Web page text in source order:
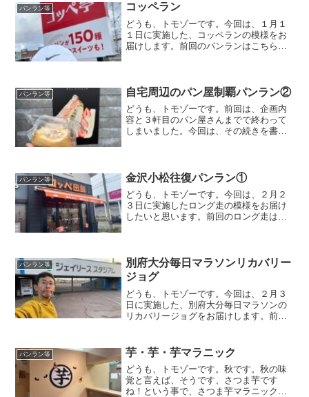
パンラン等 コッペラン
どうも、トモゾーです。今回は、１月１
１日に実施した、コッペランの模様をお
届けします。前回のパンランはこちらで
前日は最高に天気が良かっ...
パンラン等 自宅周辺のパン屋制覇パンラン②
どうも、トモゾーです。前回は、企画内
容と３軒目のパン屋さんまでで終わって
しまいました。今回は、その続きを書け
リュアンシャンテ」さんで...
パンラン等 金沢小松往復パンラン①
どうも、トモゾーです。今回は、２月２
３日に実施したロング走の模様をお届け
したいと思います。前回のロング走はこ
のパン屋さんへのリベンジ...
パンラン等
別府大分毎日マラソンリカバリー
ジョグ
どうも、トモゾーです。今回は、２月３
日に実施した、別府大分毎日マラソンの
リカバリージョグをお届けします。前回
ョグ別府大分毎日マラソンから一夜明け
て、まだ大分に滞在していま...
パンラン等 芋・芋・芋マラニック
どうも、トモゾーです。秋です。秋の味
覚と言えば、そうです、さつま芋です
ね！という事で、さつま芋マラニックを